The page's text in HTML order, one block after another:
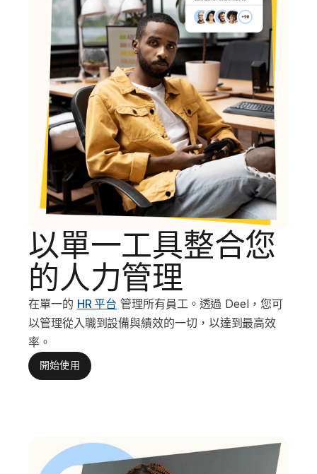
以單一工具整合您
的人力管理
在單一的 HR 平台 管理所有員工。透過 Deel，您可
以管理從入職到設備與績效的一切，以達到最高效
率。
開始使用